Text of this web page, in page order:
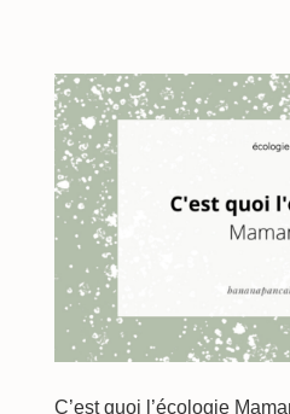
C’est quoi l’écologie